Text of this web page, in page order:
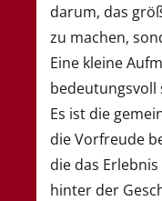
darum, das
zu machen,
Eine kleine
bedeutungsvoll
Es ist die
die Vorfreude
die das
hinter der